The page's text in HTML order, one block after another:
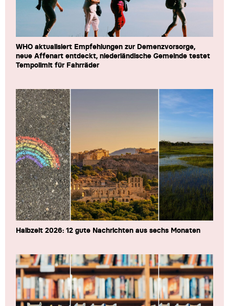
WHO aktualisiert Empfehlungen zur Demenzvorsorge,
neue Affenart entdeckt, niederländische Gemeinde testet
Tempolimit für Fahrräder
Halbzeit 2026: 12 gute Nachrichten aus sechs Monaten